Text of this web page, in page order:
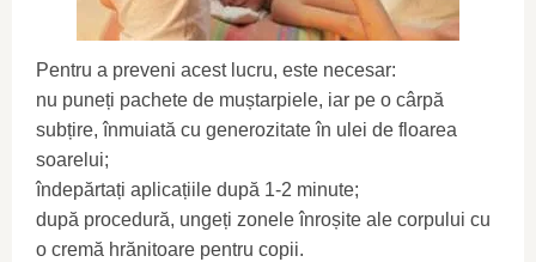
Pentru a preveni acest lucru, este necesar:
nu puneți pachete de muștarpiele, iar pe o cârpă
subțire, înmuiată cu generozitate în ulei de floarea
soarelui;
îndepărtați aplicațiile după 1-2 minute;
după procedură, ungeți zonele înroșite ale corpului cu
o cremă hrănitoare pentru copii.